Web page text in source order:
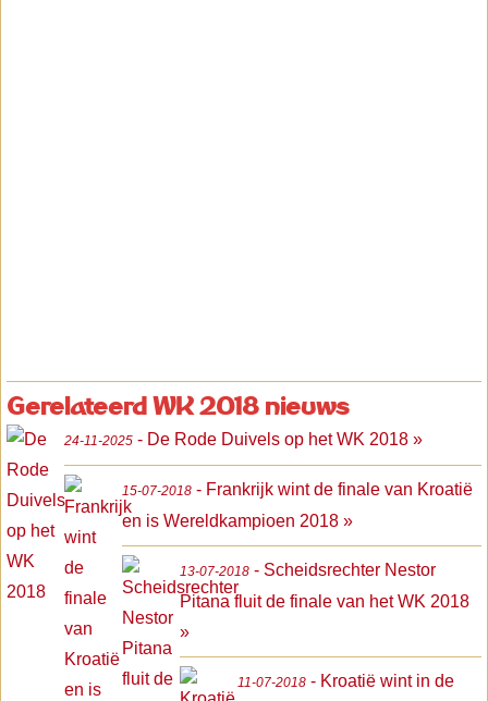
Gerelateerd WK 2018 nieuws
24-11-2025 - De Rode Duivels op het WK 2018 »
15-07-2018 - Frankrijk wint de finale van Kroatië
en is Wereldkampioen 2018 »
13-07-2018 - Scheidsrechter Nestor
Pitana fluit de finale van het WK 2018
»
11-07-2018 - Kroatië wint in de